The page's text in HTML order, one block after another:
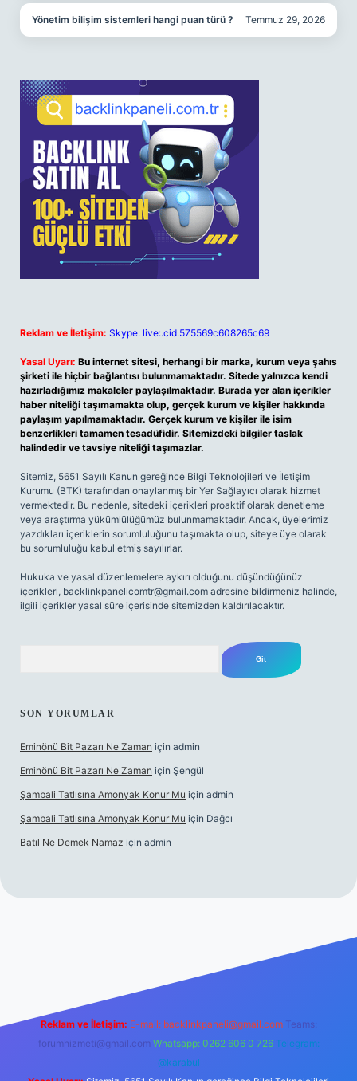
Yönetim bilişim sistemleri hangi puan türü ? Temmuz 29, 2026
Reklam ve İletişim: Skype: live:.cid.575569c608265c69
Yasal Uyarı: Bu internet sitesi, herhangi bir marka, kurum veya şahıs
şirketi ile hiçbir bağlantısı bulunmamaktadır. Sitede yalnızca kendi
hazırladığımız makaleler paylaşılmaktadır. Burada yer alan içerikler
haber niteliği taşımamakta olup, gerçek kurum ve kişiler hakkında
paylaşım yapılmamaktadır. Gerçek kurum ve kişiler ile isim
benzerlikleri tamamen tesadüfidir. Sitemizdeki bilgiler taslak
halindedir ve tavsiye niteliği taşımazlar.
Sitemiz, 5651 Sayılı Kanun gereğince Bilgi Teknolojileri ve İletişim
Kurumu (BTK) tarafından onaylanmış bir Yer Sağlayıcı olarak hizmet
vermektedir. Bu nedenle, sitedeki içerikleri proaktif olarak denetleme
veya araştırma yükümlülüğümüz bulunmamaktadır. Ancak, üyelerimiz
yazdıkları içeriklerin sorumluluğunu taşımakta olup, siteye üye olarak
bu sorumluluğu kabul etmiş sayılırlar.
Hukuka ve yasal düzenlemelere aykırı olduğunu düşündüğünüz
içerikleri, backlinkpanelicomtr@gmail.com adresine bildirmeniz halinde,
ilgili içerikler yasal süre içerisinde sitemizden kaldırılacaktır.
SON YORUMLAR
Eminönü Bit Pazarı Ne Zaman için admin
Eminönü Bit Pazarı Ne Zaman için Şengül
Şambali Tatlısına Amonyak Konur Mu için admin
Şambali Tatlısına Amonyak Konur Mu için Dağcı
Batıl Ne Demek Namaz için admin
Reklam ve İletişim: E-mail: backlinkpaneli@gmail.com Teams:
forumhizmeti@gmail.com Whatsapp: 0262 606 0 726 Telegram:
@karabul